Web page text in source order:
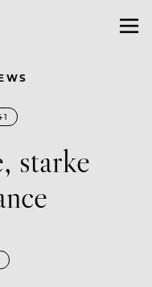
starke